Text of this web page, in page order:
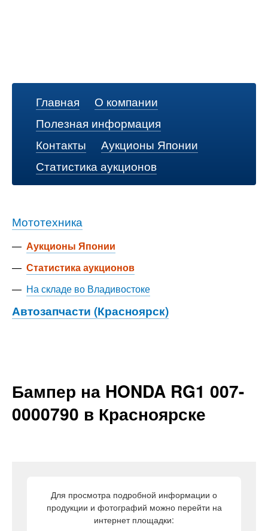
Главная
О компании
Полезная информация
Контакты
Аукционы Японии
Статистика аукционов
Мототехника
— Аукционы Японии
— Статистика аукционов
— На складе во Владивостоке
Автозапчасти (Красноярск)
Бампер на HONDA RG1 007-
0000790 в Красноярске
Для просмотра подробной информации о
продукции и фотографий можно перейти на
интернет площадки: